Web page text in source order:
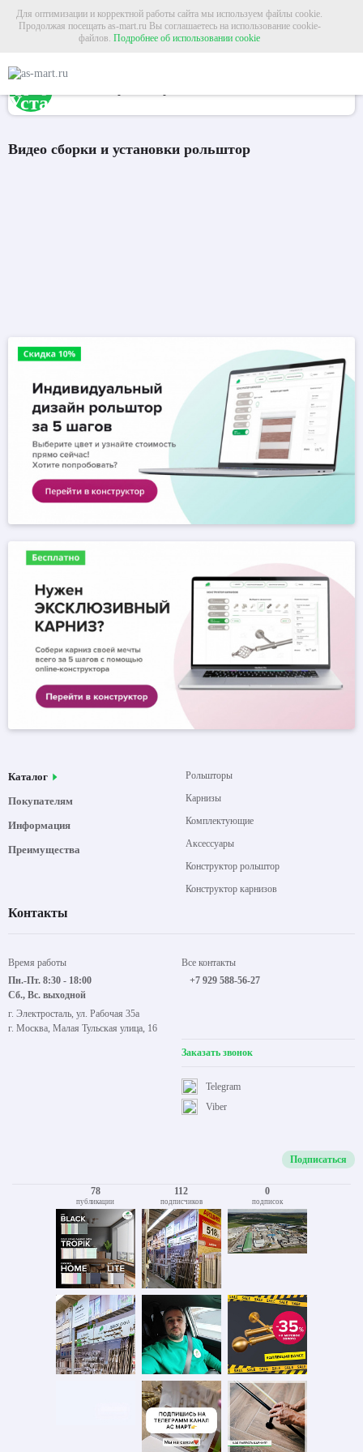
Для оптимизации и корректной работы сайта мы используем файлы cookie.
Продолжая посещать as-mart.ru Вы соглашаетесь на использование cookie-
файлов. Подробнее об использовании cookie
Установка рольштор
Видео сборки и установки рольштор
Информация по сайту
Каталог
Покупателям
Информация
Преимущества
Рольшторы
Карнизы
Комплектующие
Аксессуары
Конструктор рольштор
Конструктор карнизов
Контакты
Время работы
Пн.-Пт. 8:30 - 18:00
Сб., Вс. выходной
г. Электросталь, ул. Рабочая 35а
г. Москва, Малая Тульская улица, 16
Все контакты
+7 929 588-56-27
Заказать звонок
Viber
Telegram
Подписаться
78
публикации
112
подписчиков
0
подписок